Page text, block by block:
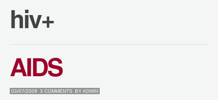
hiv+
AIDS
03/07/2008 3 COMMENTS BY ADMIN